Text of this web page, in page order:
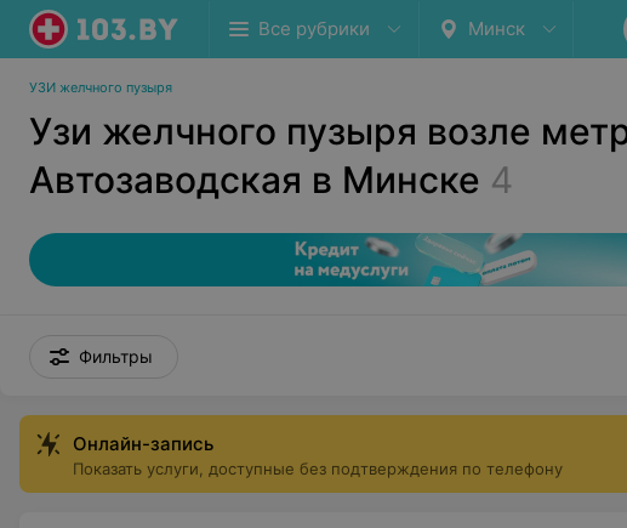
Все рубрики Минск
УЗИ желчного пузыря
Узи желчного пузыря возле
Автозаводская в Минске 4
Фильтры
Онлайн-запись
Показать услуги, доступные без подтверждения по телефону